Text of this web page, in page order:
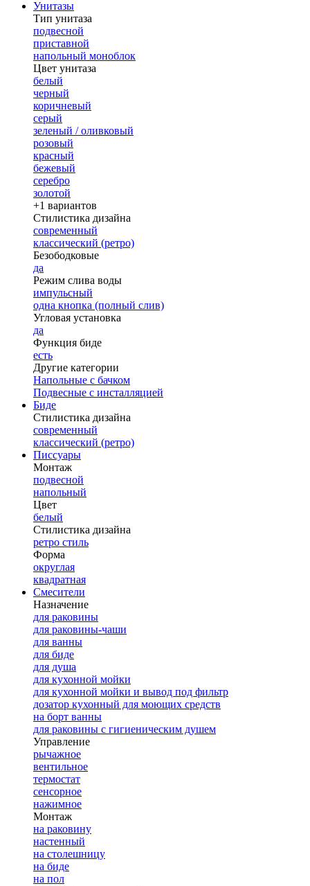
Унитазы
Тип унитаза
подвесной
приставной
напольный моноблок
Цвет унитаза
белый
черный
коричневый
серый
зеленый / оливковый
розовый
красный
бежевый
серебро
золотой
+1 вариантов
Стилистика дизайна
современный
классический (ретро)
Безободковые
да
Режим слива воды
импульсный
одна кнопка (полный слив)
Угловая установка
да
Функция биде
есть
Другие категории
Напольные с бачком
Подвесные с инсталляцией
Биде
Стилистика дизайна
современный
классический (ретро)
Писсуары
Монтаж
подвесной
напольный
Цвет
белый
Стилистика дизайна
ретро стиль
Форма
округлая
квадратная
Смесители
Назначение
для раковины
для раковины-чаши
для ванны
для биде
для душа
для кухонной мойки
для кухонной мойки и вывод под фильтр
дозатор кухонный для моющих средств
на борт ванны
для раковины с гигиеническим душем
Управление
рычажное
вентильное
термостат
сенсорное
нажимное
Монтаж
на раковину
настенный
на столешницу
на биде
на пол